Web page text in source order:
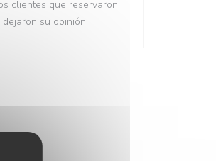
clientes que reservaron
dejaron su opinión